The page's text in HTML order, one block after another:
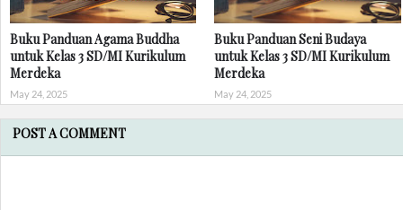
Buku Panduan Agama Buddha
untuk Kelas 3 SD/MI Kurikulum
Merdeka
May 24, 2025
Buku Panduan Seni Budaya
untuk Kelas 3 SD/MI Kurikulum
Merdeka
May 24, 2025
POST A COMMENT